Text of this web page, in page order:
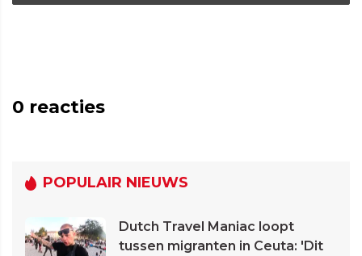
0 reacties
POPULAIR NIEUWS
Dutch Travel Maniac loopt
tussen migranten in Ceuta: 'Dit